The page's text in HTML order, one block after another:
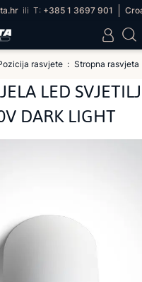
ili T: +385 1 3697 901
rasvjete Stropna rasvjeta
LED
DARK LIGHT